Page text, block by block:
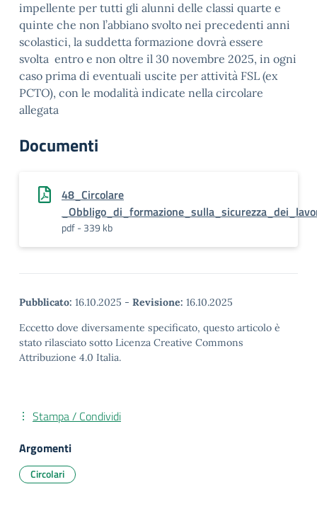
impellente per tutti gli alunni delle classi quarte e
quinte che non l’abbiano svolto nei precedenti anni
scolastici, la suddetta formazione dovrà essere
svolta entro e non oltre il 30 novembre 2025, in ogni
caso prima di eventuali uscite per attività FSL (ex
PCTO), con le modalità indicate nella circolare
allegata
Documenti
48_Circolare
pdf - 339 kb
Pubblicato: 16.10.2025 - Revisione: 16.10.2025
Eccetto dove diversamente specificato, questo articolo è
stato rilasciato sotto Licenza Creative Commons
Attribuzione 4.0 Italia.
Stampa / Condividi
Argomenti
Circolari